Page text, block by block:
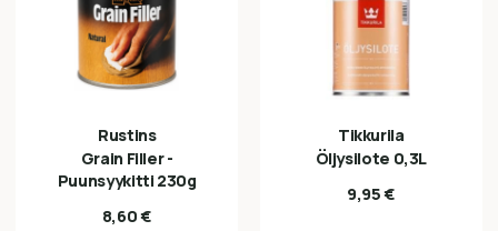
Rustins
Grain Filler -
Puunsyykitti 230g
8,60€
Tikkurila
Öljysilote 0,3L
9,95€